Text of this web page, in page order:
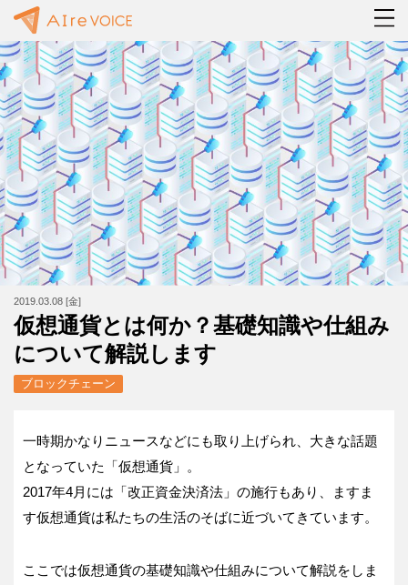
2019.03.08 [金]
仮想通貨とは何か？基礎知識や仕組み
について解説します
ブロックチェーン
一時期かなりニュースなどにも取り上げられ、大きな話題
となっていた「仮想通貨」。
2017年4月には「改正資金決済法」の施行もあり、ますま
す仮想通貨は私たちの生活のそばに近づいてきています。
ここでは仮想通貨の基礎知識や仕組みについて解説をしま